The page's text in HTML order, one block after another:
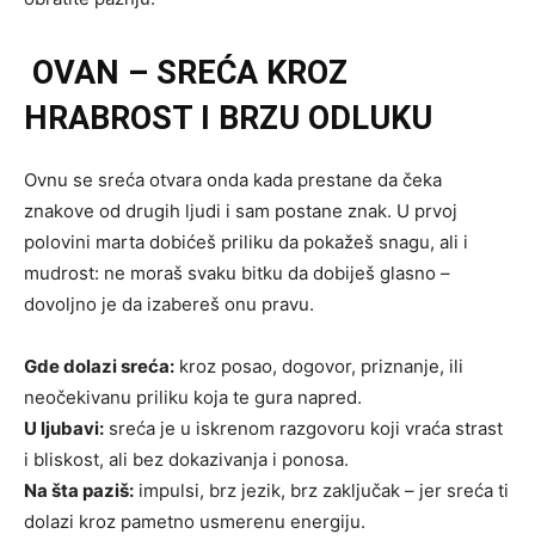
OVAN – SREĆA KROZ
HRABROST I BRZU ODLUKU
Ovnu se sreća otvara onda kada prestane da čeka
znakove od drugih ljudi i sam postane znak. U prvoj
polovini marta dobićeš priliku da pokažeš snagu, ali i
mudrost: ne moraš svaku bitku da dobiješ glasno –
dovoljno je da izabereš onu pravu.
Gde dolazi sreća: kroz posao, dogovor, priznanje, ili
neočekivanu priliku koja te gura napred.
U ljubavi: sreća je u iskrenom razgovoru koji vraća strast
i bliskost, ali bez dokazivanja i ponosa.
Na šta paziš: impulsi, brz jezik, brz zaključak – jer sreća ti
dolazi kroz pametno usmerenu energiju.